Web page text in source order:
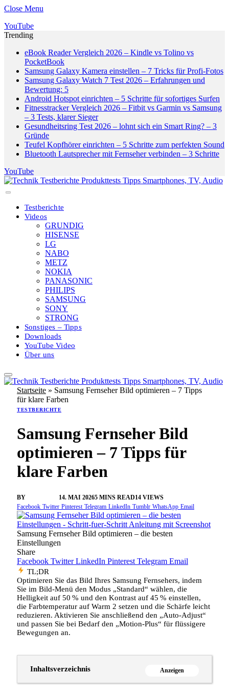
Close Menu
YouTube
Trending
eBook Reader Vergleich 2026 – Kindle vs Tolino vs
PocketBook
Samsung Galaxy Kamera einstellen – 7 Tricks für Profi-Fotos
Samsung Galaxy Watch 7 Test 2026 – Erfahrungen und
Bewertung: 5
Android Hotspot einrichten – 5 Schritte für sofortiges Surfen
Fitnesstracker Vergleich 2026 – Fitbit vs Garmin vs Samsung
– 3 Tests, klarer Sieger
Gesundheitsring Test 2026 – lohnt sich ein Smart Ring? – 3
Gründe
Teufel Kopfhörer einrichten – 5 Schritte zum perfekten Sound
Bluetooth Lautsprecher mit Fernseher verbinden – 3 Schritte
YouTube
Testberichte
Videos
GRUNDIG
HISENSE
LG
NABO
METZ
NOKIA
PANASONIC
PHILIPS
SAMSUNG
SONY
STRONG
Sonstiges – Tipps
Downloads
YouTube Video
Über uns
Startseite » Samsung Fernseher Bild optimieren – 7 Tipps
für klare Farben
TESTBERICHTE
Samsung Fernseher Bild
optimieren – 7 Tipps für
klare Farben
BY 14. MAI 20265 MINS READ14 VIEWS
Facebook Twitter Pinterest Telegram LinkedIn Tumblr WhatsApp Email
Samsung Fernseher Bild optimieren – die besten
Einstellungen
Share
Facebook Twitter LinkedIn Pinterest Telegram Email
TL;DR
Optimieren Sie das Bild Ihres Samsung Fernsehers, indem
Sie im Bild‑Menü den Modus „Standard“ wählen, die
Helligkeit auf 50 % und den Kontrast auf 45 % einstellen,
die Farbtemperatur auf Warm 2 setzen und die Schärfe leicht
reduzieren. Aktivieren Sie anschließend den „Auto‑Adjust“
und passen Sie bei Bedarf den „Motion‑Plus“ für flüssigere
Bewegungen an.
Inhaltsverzeichnis Anzeigen